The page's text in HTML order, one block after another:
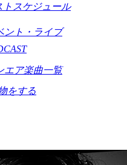
トスケジュール
ント・ライブ
エア楽曲一覧
をする